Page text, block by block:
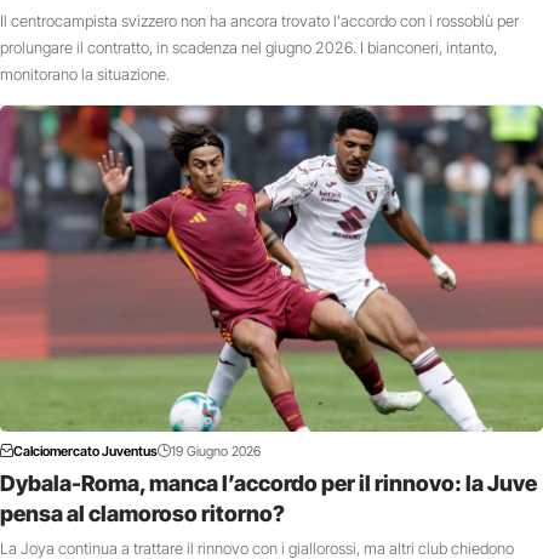
Il centrocampista svizzero non ha ancora trovato l'accordo con i rossoblù per
prolungare il contratto, in scadenza nel giugno 2026. I bianconeri, intanto,
monitorano la situazione.
Calciomercato Juventus 19 Giugno 2026
Dybala-Roma, manca l’accordo per il rinnovo: la Juve
pensa al clamoroso ritorno?
La Joya continua a trattare il rinnovo con i giallorossi, ma altri club chiedono